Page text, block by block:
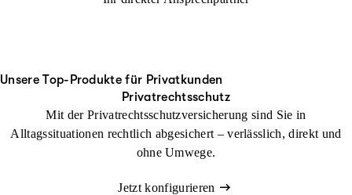
Unsere Top-Produkte für Privatkunden
Privatrechtsschutz
Mit der Privatrechtsschutzversicherung sind Sie in
Alltagssituationen rechtlich abgesichert – verlässlich, direkt und
ohne Umwege.
Jetzt konfigurieren